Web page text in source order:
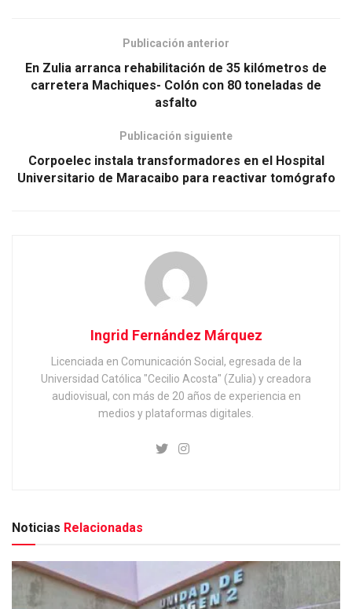
Publicación anterior
En Zulia arranca rehabilitación de 35 kilómetros de
carretera Machiques- Colón con 80 toneladas de
asfalto
Publicación siguiente
Corpoelec instala transformadores en el Hospital
Universitario de Maracaibo para reactivar tomógrafo
Ingrid Fernández Márquez
Licenciada en Comunicación Social, egresada de la
Universidad Católica "Cecilio Acosta" (Zulia) y creadora
audiovisual, con más de 20 años de experiencia en
medios y plataformas digitales.
Noticias Relacionadas